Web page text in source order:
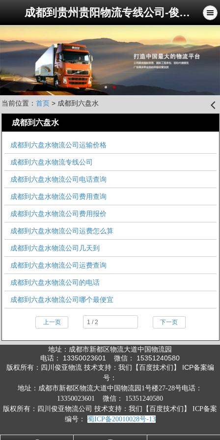
成都到贵州贵阳物流专线公司-俊亚物流公司
当前位置： 首页> 成都到六盘水 󰊒
成都到六盘水
成都到六盘水物流公司运输价格
成都到六盘水物流专线公司
成都到六盘水物流公司电话查询
成都到六盘水物流公司费用查询
成都到六盘水物流公司费用报价
成都到六盘水物流公司运费怎么算
成都到六盘水物流公司几天到
成都到六盘水物流公司运费查询
成都到六盘水物流公司的电话
成都到六盘水物流公司哪个最便宜
上一页 下一页
地址：成都市新都区物流大道中国物流园
电话： 13350023601 微信： 15351240580
版权所有：四川俊亚物流 技术支持：我们【百度技术们】 ICP备案编
号：
地址：成都市新都区物流大道中国物流园1号楼27-28号电话：
13350023601 微信： 15351240580
版权所有：四川俊亚物流公司 技术支持：我们【百度技术们】 ICP备案
编号： 蜀ICP备20010028号-13